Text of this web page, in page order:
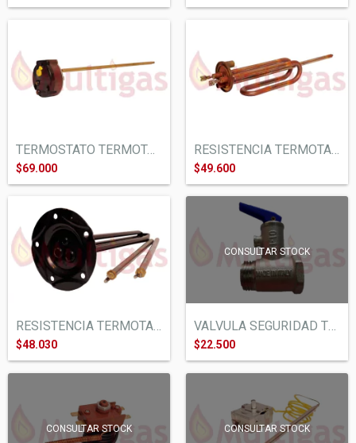
TERMOSTATO TERMOTANQUE ELECTRICO RHEEM T...
$69.000
RESISTENCIA TERMOTANQUE ELECTRICO ORBIS...
$49.600
RESISTENCIA TERMOTANQUE ELECTRICO LONGVI...
$48.030
CONSULTAR STOCK
VALVULA SEGURIDAD TERMOTANQUE ELECTRICO...
$22.500
CONSULTAR STOCK CONSULTAR STOCK